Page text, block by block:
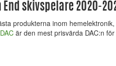
End skivspelare 2020-
produkterna inom
är den mest prisvärda DAC:n